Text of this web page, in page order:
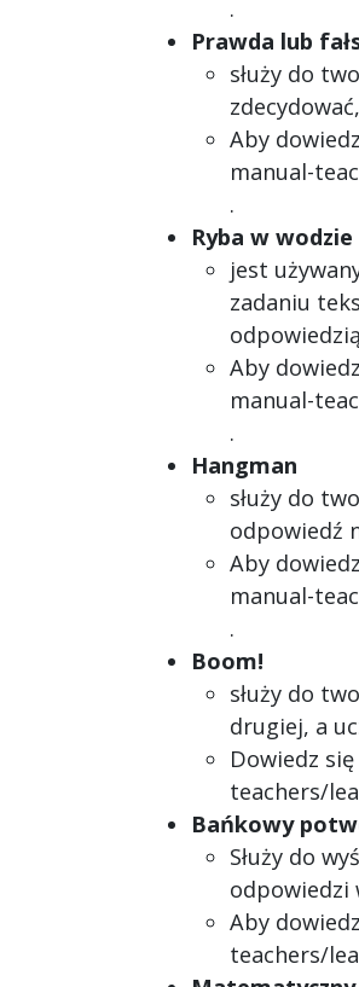
.
Prawda lub
służy do
Aby
manual-
.
Ryba w wodzie
jest
zadaniu
Aby
manual-
.
Hangman
służy do
odpowiedź
Aby
manual-
.
Boom!
służy do
drugiej, a
Dowiedz
teachers/
Bańkowy
Służy do
odpowiedzi
Aby
teachers/